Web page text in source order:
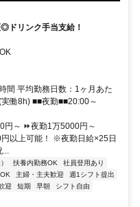
ドリンク手当支給！
間 平均勤務日数：1ヶ月あた
働8h) ■■夜勤■■20:00～
～ ⏩夜勤1万5000円～
可能！ ※夜勤日給×25日
...
扶養内勤務OK
社員登用あり
主婦・主夫歓迎
週1シフト提出
迎 短期 早朝
シフト自由